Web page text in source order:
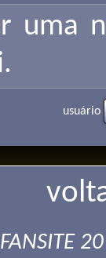
uma
usuário